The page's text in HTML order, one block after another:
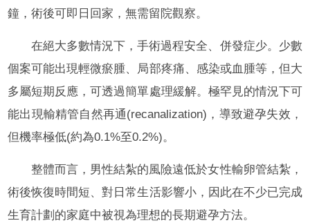
鐘，術後可即日回家，無需留院觀察。
在絕大多數情況下，手術過程安全、併發症少。少數
個案可能出現輕微瘀腫、局部疼痛、感染或血腫等，但大
多屬短期反應，可透過簡單處理緩解。極罕見的情況下可
能出現輸精管自然再通(recanalization)，導致避孕失效，
但機率極低(約為0.1%至0.2%)。
整體而言，男性結紮的風險遠低於女性輸卵管結紮，
術後恢復時間短、對日常生活影響小，因此在不少已完成
生育計劃的家庭中被視為理想的長期避孕方法。